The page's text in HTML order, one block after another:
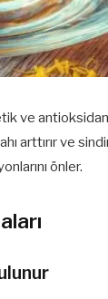
ve
arttırır ve
önler.